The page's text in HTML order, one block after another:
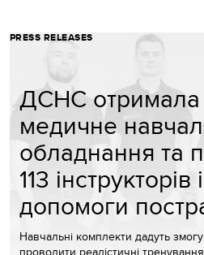
PRESS RELEASES
ДСНС отримала
медичне
обладнання та
113 інструкторів
допомоги
Навчальні комплекти дадуть
проводити реалістичні